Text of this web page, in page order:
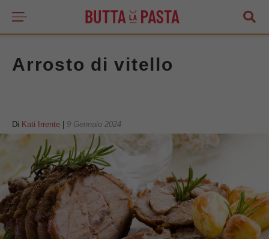
Arrosto di vitello
Di Kati Irrente 9 Gennaio 2024